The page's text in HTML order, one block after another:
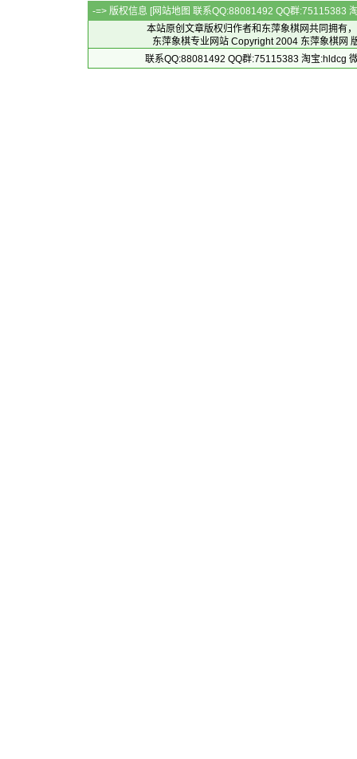
-=> 版权信息 [网站地图 联系QQ:88081492 QQ群:75115383
本站原创文章版权归作者和 东萍象棋网共同拥有
东萍象棋专业网站 Copyright 2004 东萍象棋网
联系QQ:88081492 QQ群:75115383 淘宝:hldcg